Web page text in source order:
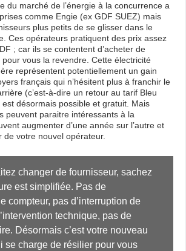
du marché de l’énergie à la concurrence a
comme Engie (ex GDF SUEZ) mais
plus petits de se glisser dans le
Ces opérateurs pratiquent des prix assez
; car ils se contentent d’acheter de
pour vous la revendre. Cette électricité
représentent potentiellement un gain
français qui n’hésitent plus à franchir le
(c’est-à-dire un retour au tarif Bleu
est désormais possible et gratuit. Mais
peuvent paraitre intéressants à la
augmenter d’une année sur l’autre et
de votre nouvel opérateur.
changer de fournisseur, sachez
est simplifiée. Pas de
compteur, pas d’interruption de
technique, pas de
Désormais c’est votre nouveau
se charge de résilier pour vous